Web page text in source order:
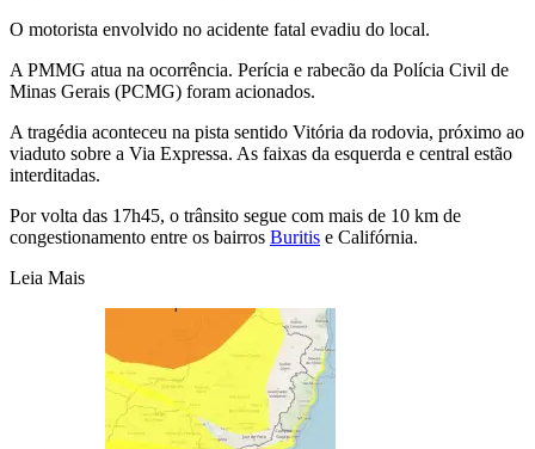
O motorista envolvido no acidente fatal evadiu do local.
A PMMG atua na ocorrência. Perícia e rabecão da Polícia Civil de
Minas Gerais (PCMG) foram acionados.
A tragédia aconteceu na pista sentido Vitória da rodovia, próximo ao
viaduto sobre a Via Expressa. As faixas da esquerda e central estão
interditadas.
Por volta das 17h45, o trânsito segue com mais de 10 km de
congestionamento entre os bairros Buritis e Califórnia.
Leia Mais